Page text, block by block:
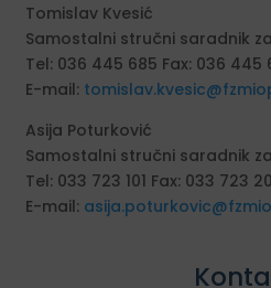
Tomislav Kvesić
Samostalni stručni saradnik
Tel: 036 445 685 Fax: 036 445
E-mail:
Asija Poturković
Samostalni stručni saradnik
Tel: 033 723 101 Fax: 033 723
E-mail: